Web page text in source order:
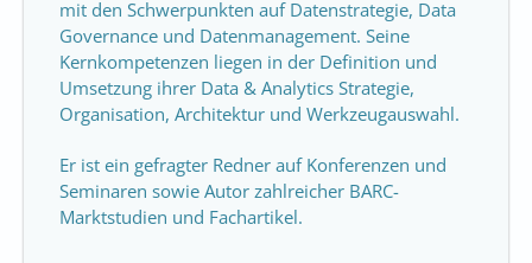
mit den Schwerpunkten auf Datenstrategie, Data
Governance und Datenmanagement. Seine
Kernkompetenzen liegen in der Definition und
Umsetzung ihrer Data & Analytics Strategie,
Organisation, Architektur und Werkzeugauswahl.
Er ist ein gefragter Redner auf Konferenzen und
Seminaren sowie Autor zahlreicher BARC-
Marktstudien und Fachartikel.